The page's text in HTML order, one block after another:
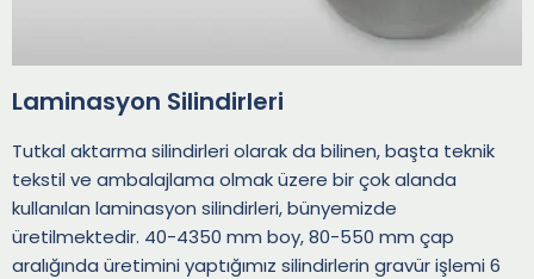
Laminasyon Silindirleri
Tutkal aktarma silindirleri olarak da bilinen, başta teknik
tekstil ve ambalajlama olmak üzere bir çok alanda
kullanılan laminasyon silindirleri, bünyemizde
üretilmektedir. 40-4350 mm boy, 80-550 mm çap
aralığında üretimini yaptığımız silindirlerin gravür işlemi 6